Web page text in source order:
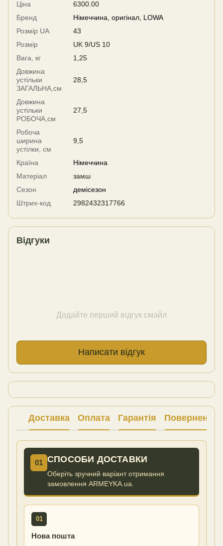
Ціна
6300.00
Бренд
Німеччина, оригінал, LOWA
Розмір UA
43
Розмір
UK 9/US 10
Вага, кг
1,25
Довжина
устільки
ЗАГАЛЬНА,см
28,5
Довжина
устільки
РОБОЧА,см
27,5
Робоча
ширина
устілки, см
9,5
Країна
Німеччина
Матеріал
замш
Сезон
демісезон
Штрих-код
2982432317766
Відгуки
Додайте перший відгук смайл
Написати відгук
Доставка Оплата Гарантія Повернення
01 СПОСОБИ ДОСТАВКИ
Оберіть зручний варіант отримання
замовлення ARMEYKA.ua.
01
Нова пошта